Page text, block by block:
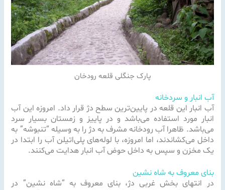
پارک جنگلی قلعه رودخان
آب انبار و سردخانه
آب انبار این قلعه در پایین‌ترین سطح دژ قرار داد. امروزه این آب
انبار مورد استفاده می‌باشد و در پاییز و زمستان بسیار سرد
می‌باشد. ظاهرا آب رودخانه مشرف به دژ را به وسیله “تنبوشه” به
داخل مى‌کشاندند، اما امروزه، با لوله‌هاى پلی‌اتیلن آب را ابتدا در
یک مخزن و سپس به داخل حوض آب انبار هدایت می‌کنند.
بنای معروف به شاه نشین
در انتهای بخش غربى دژ، بناى معروف به “شاه نشین” در